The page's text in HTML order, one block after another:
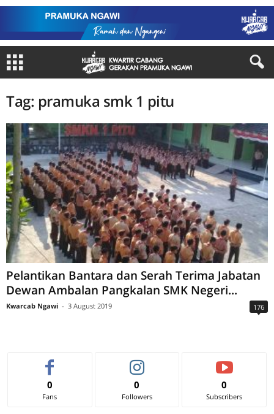
Tag: pramuka smk 1 pitu
Pelantikan Bantara dan Serah Terima Jabatan
Dewan Ambalan Pangkalan SMK Negeri...
Kwarcab Ngawi - 3 August 2019 176
0
Fans
0
Followers
0
Subscribers